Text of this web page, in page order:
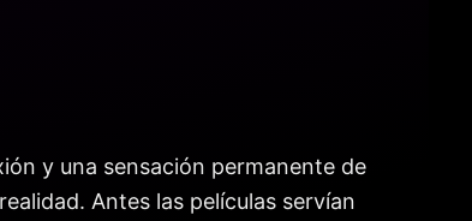
y una sensación permanente de
Antes las películas servían